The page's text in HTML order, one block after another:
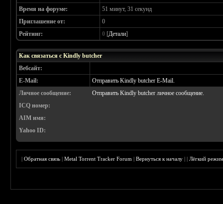
Время на форуме:
51 минут, 31 секунд
Приглашение от:
0
Рейтинг:
0 [Детали]
Как связаться с Kindly butcher
Вебсайт:
E-Mail:
Отправить Kindly butcher E-Mail.
Личное сообщение:
Отправить Kindly butcher личное сообщение.
ICQ номер:
AIM имя:
Yahoo ID:
|Обратная связь |Metal Torrent Tracker Forum |Вернуться к началу ||Лёгкий